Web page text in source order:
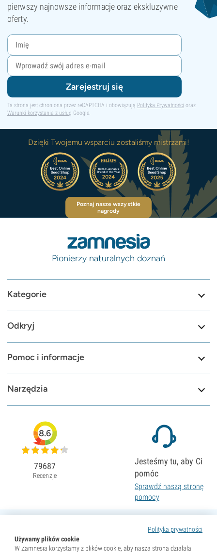
pierwszy najnowsze informacje oraz ekskluzywne
oferty.
Zarejestruj się
Ta strona jest chroniona przez reCAPTCHA i obowiązują Polityka Prywatności oraz
Warunki korzystania z usług Google.
Dzięki Twojemu wsparciu zostaliśmy mistrzami!
Poznaj nasze wszystkie
nagrody
Pionierzy naturalnych doznań
Kategorie
Odkryj
Pomoc i informacje
Narzędzia
Polityka prywatności
Używamy plików cookie
W Zamnesia korzystamy z plików cookie, aby nasza strona działała
8.6
79687
Recenzje
Jesteśmy tu, aby Ci
pomóc
Sprawdź naszą stronę
pomocy